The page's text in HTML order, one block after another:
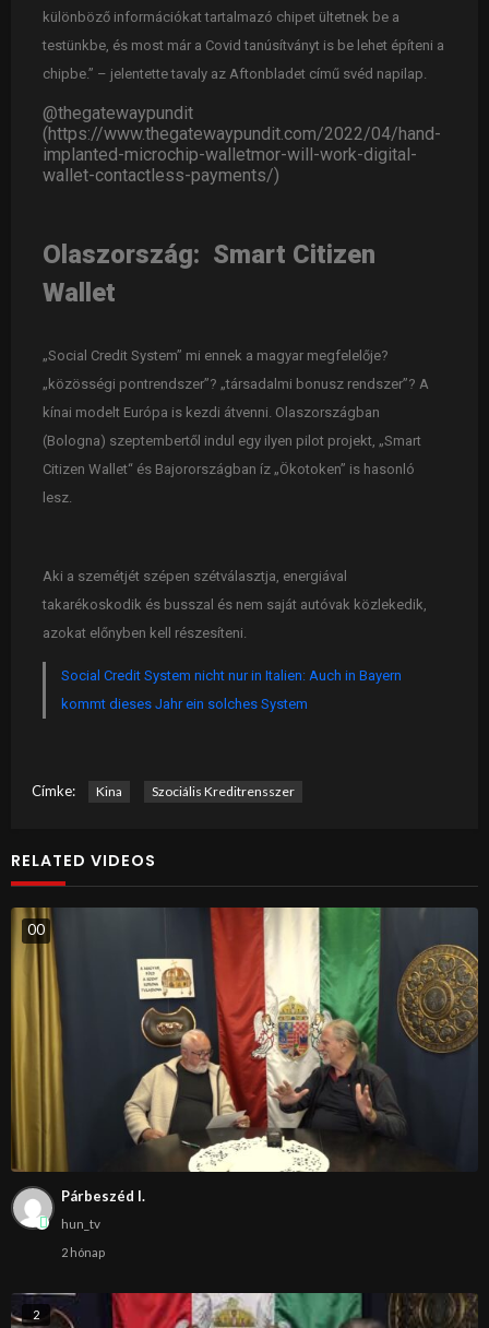
különböző információkat tartalmazó chipet ültetnek be a
testünkbe, és most már a Covid tanúsítványt is be lehet építeni a
chipbe.” – jelentette tavaly az Aftonbladet című svéd napilap.
@thegatewaypundit
(https://www.thegatewaypundit.com/2022/04/hand-
implanted-microchip-walletmor-will-work-digital-
wallet-contactless-payments/)
Olaszország: Smart Citizen
Wallet
„Social Credit System” mi ennek a magyar megfelelője?
„közösségi pontrendszer”? „társadalmi bonusz rendszer”? A
kínai modelt Európa is kezdi átvenni. Olaszországban
(Bologna) szeptembertől indul egy ilyen pilot projekt, „Smart
Citizen Wallet“ és Bajorországban íz „Ökotoken” is hasonló
lesz.
Aki a szemétjét szépen szétválasztja, energiával
takarékoskodik és busszal és nem saját autóvak közlekedik,
azokat előnyben kell részesíteni.
Social Credit System nicht nur in Italien: Auch in Bayern
kommt dieses Jahr ein solches System
Címke: Kina Szociális Kreditrensszer
RELATED VIDEOS
00
Párbeszéd I.
hun_tv
2 hónap
2